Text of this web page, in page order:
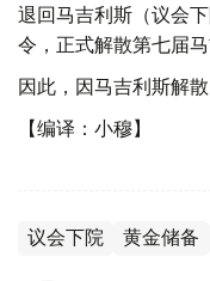
退回马吉利斯（议会
令，正式解散第七届马
因此，因马吉利斯解
【编译：小穆】
议会下院 黄金储备